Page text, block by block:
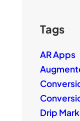
Tags
AR Apps
Drip